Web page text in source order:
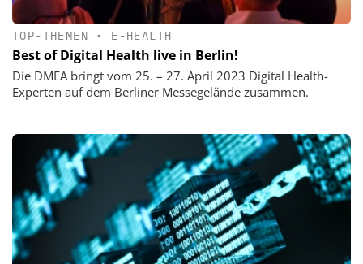
TOP-THEMEN • E-HEALTH
Best of Digital Health live in Berlin!
Die DMEA bringt vom 25. – 27. April 2023 Digital Health-
Experten auf dem Berliner Messegelände zusammen.